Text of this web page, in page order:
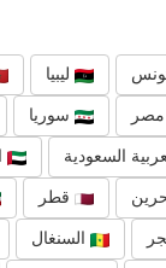
ليبيا
مصر سوريا
السعودية
قطر
السنغال